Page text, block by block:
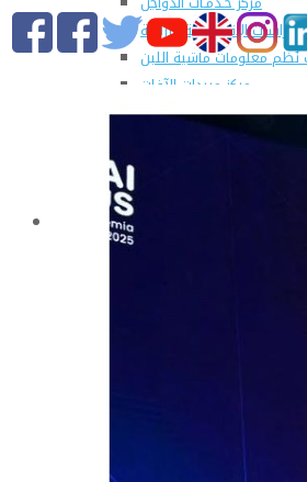
الإقتصادية الزراعية
نُظم معلومات ماشية اللبن
مركز مبيدات الآفات
مطبعة كلية الزراعة
والإستشارات الفنية
دورات مركز الحاسب الآلي بالكلية
التعليم والطلاب